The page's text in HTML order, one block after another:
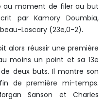
au moment de filer au but
par Kamory Doumbia,
Lascary (23e,0-2).
alors réussir une première
moins un point et sa 13e
deux buts. Il montre son
de première mi-temps.
Sanson et Charles